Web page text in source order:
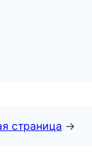
страница →